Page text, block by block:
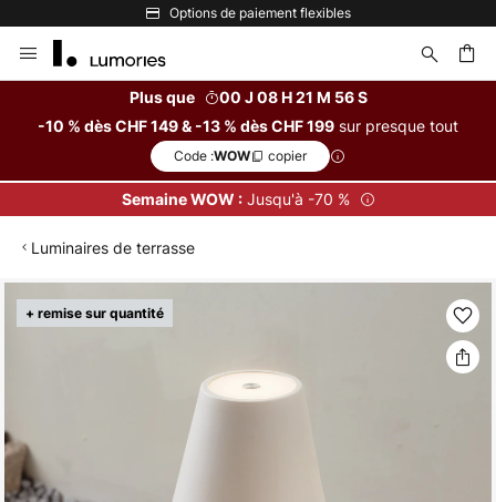
Options de paiement flexibles
Allez
au
Plus que
00 J 08 H 21 M 56 S
-10 % dès CHF 149 & -13 % dès CHF 199 sur presque tout
Code :WOW copier
Semaine WOW :Jusqu'à -70 %
Luminaires de terrasse
+ remise sur quantité
Skip
to
the
images
gallery